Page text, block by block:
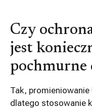
Czy
jest
pochmurne
Tak, promieniowanie
dlatego stosowanie